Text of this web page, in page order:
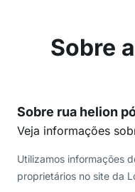
Sobre
Sobre rua helion
Veja informações
Utilizamos informações
proprietários no site da